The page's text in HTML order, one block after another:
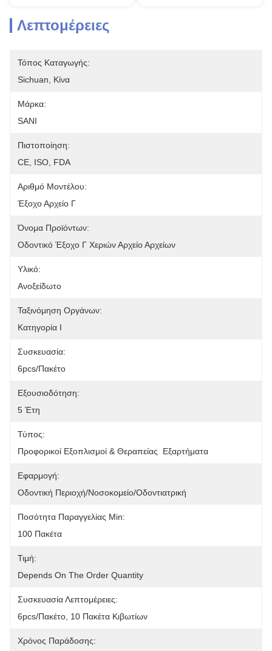
Λεπτομέρειες
Τόπος Καταγωγής:
Sichuan, Κίνα
Μάρκα:
SANI
Πιστοποίηση:
CE, ISO, FDA
Αριθμό Μοντέλου:
Έξοχο Αρχείο Γ
Όνομα Προϊόντων:
Οδοντικό Έξοχο Γ Χεριών Αρχείο Αρχείων
Υλικό:
Ανοξείδωτο
Ταξινόμηση Οργάνων:
Κατηγορία Ι
Συσκευασία:
6pcs/πακέτο
Εξουσιοδότηση:
5 Έτη
Τύπος:
Προφορικοί Εξοπλισμοί & Θεραπείας  Εξαρτήματα
Εφαρμογή:
Οδοντική Περιοχή/νοσοκομείο/οδοντιατρική
Ποσότητα Παραγγελίας Min:
100 Πακέτα
Τιμή:
Depends On The Order Quantity
Συσκευασία Λεπτομέρειες:
6pcs/πακέτο, 10 Πακέτα Κιβωτίων
Χρόνος Παράδοσης: